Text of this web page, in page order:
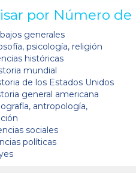
por Número de
generales
psicología, religión
históricas
mundial
de los Estados Unidos
general americana
antropología,
sociales
políticas